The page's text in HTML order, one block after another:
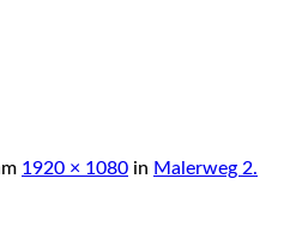
1920 × 1080 in Malerweg 2.